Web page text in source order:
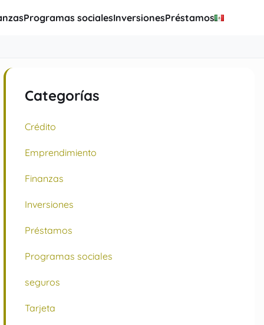
Programas socialesInversionesPréstamos
Categorías
Crédito
Emprendimiento
Finanzas
Inversiones
Préstamos
Programas sociales
seguros
Tarjeta